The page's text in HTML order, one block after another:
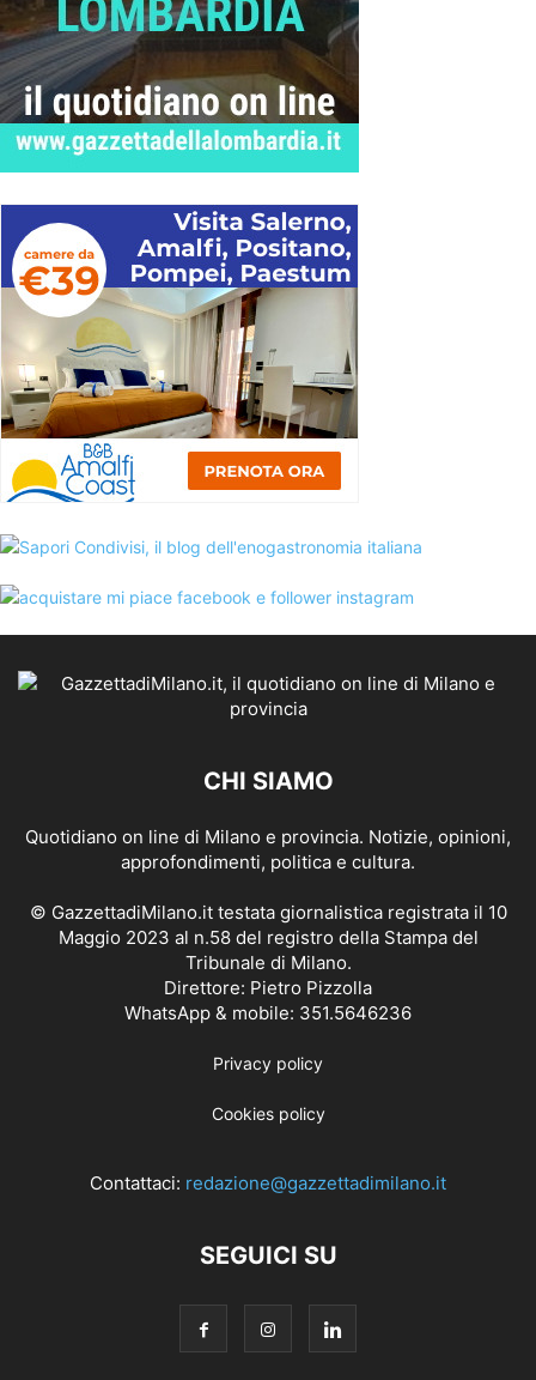
CHI SIAMO
Quotidiano on line di Milano e provincia. Notizie, opinioni,
approfondimenti, politica e cultura.
© GazzettadiMilano.it testata giornalistica registrata il 10
Maggio 2023 al n.58 del registro della Stampa del
Tribunale di Milano.
Direttore: Pietro Pizzolla
WhatsApp & mobile: 351.5646236
Privacy policy
Cookies policy
Contattaci: redazione@gazzettadimilano.it
SEGUICI SU